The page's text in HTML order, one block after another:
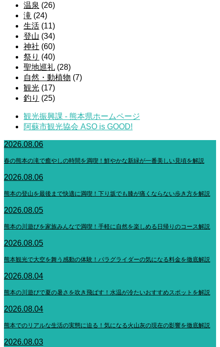
温泉 (26)
滝 (24)
生活 (11)
登山 (34)
神社 (60)
祭り (40)
聖地巡礼 (28)
自然・動植物 (7)
観光 (17)
釣り (25)
観光振興課 - 熊本県ホームページ
阿蘇市観光協会 ASO is GOOD!
2026.08.06
春の熊本の滝で癒やしの時間を満喫！鮮やかな新緑が一番美しい見頃を解説
2026.08.06
熊本の登山を最後まで快適に満喫！下り坂でも膝が痛くならない歩き方を解説
2026.08.05
熊本の川遊びを家族みんなで満喫！手軽に自然を楽しめる日帰りのコース解説
2026.08.05
熊本観光で大空を舞う感動の体験！パラグライダーの気になる料金を徹底解説
2026.08.04
熊本の川遊びで夏の暑さを吹き飛ばす！水温が冷たいおすすめスポットを解説
2026.08.04
熊本でのリアルな生活の実態に迫る！気になる火山灰の現在の影響を徹底解説
2026.08.03